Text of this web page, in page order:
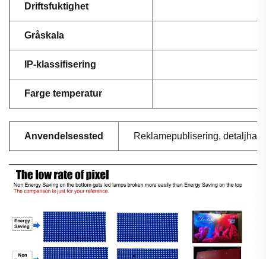
Driftsfuktighet
Gråskala
IP-klassifisering
Farge temperatur
Anvendelsessted Reklamepublisering,